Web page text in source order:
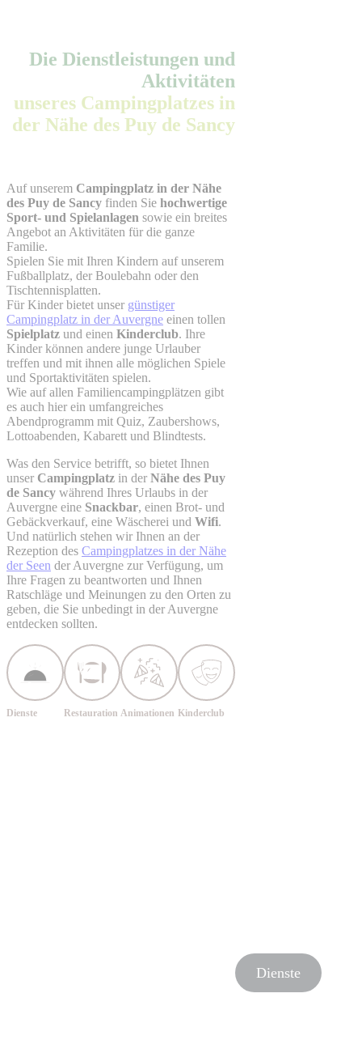
Die Dienstleistungen und
Aktivitäten
unseres Campingplatzes in
der Nähe des Puy de Sancy
Auf unserem Campingplatz in der Nähe
des Puy de Sancy finden Sie hochwertige
Sport- und Spielanlagen sowie ein breites
Angebot an Aktivitäten für die ganze
Familie.
Spielen Sie mit Ihren Kindern auf unserem
Fußballplatz, der Boulebahn oder den
Tischtennisplatten.
Für Kinder bietet unser günstiger
Campingplatz in der Auvergne einen tollen
Spielplatz und einen Kinderclub. Ihre
Kinder können andere junge Urlauber
treffen und mit ihnen alle möglichen Spiele
und Sportaktivitäten spielen.
Wie auf allen Familiencampingplätzen gibt
es auch hier ein umfangreiches
Abendprogramm mit Quiz, Zaubershows,
Lottoabenden, Kabarett und Blindtests.
Was den Service betrifft, so bietet Ihnen
unser Campingplatz in der Nähe des Puy
de Sancy während Ihres Urlaubs in der
Auvergne eine Snackbar, einen Brot- und
Gebäckverkauf, eine Wäscherei und Wifi.
Und natürlich stehen wir Ihnen an der
Rezeption des Campingplatzes in der Nähe
der Seen der Auvergne zur Verfügung, um
Ihre Fragen zu beantworten und Ihnen
Ratschläge und Meinungen zu den Orten zu
geben, die Sie unbedingt in der Auvergne
entdecken sollten.
Dienste Restauration Animationen Kinderclub
Dienste